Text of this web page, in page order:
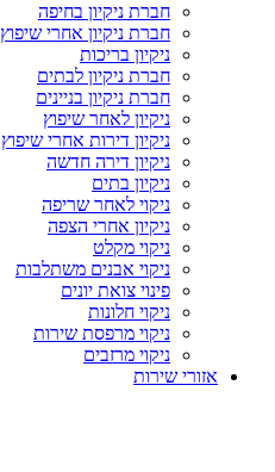
חברת ניקיון בחיפה
חברת ניקיון אחרי שיפוץ
ניקיון בריכות
חברת ניקיון לבתים
חברת ניקיון בניינים
ניקיון לאחר שיפוץ
ניקיון דירות אחרי שיפוץ
ניקיון דירה חדשה
ניקיון בתים
ניקוי לאחר שריפה
ניקיון אחרי הצפה
ניקוי מקלט
ניקוי אבנים משתלבות
פינוי צואת יונים
ניקוי חלונות
ניקוי מרפסת שירות
ניקוי מרזבים
אזורי שירות